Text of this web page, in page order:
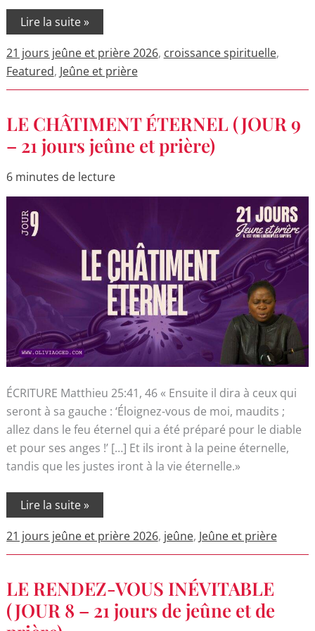
Lire la suite »
21 jours jeûne et prière 2026, croissance spirituelle,
Featured, Jeûne et prière
LE CHÂTIMENT ÉTERNEL (JOUR 9
– 21 jours jeûne et prière)
6 minutes de lecture
ÉCRITURE Matthieu 25:41, 46 « Ensuite il dira à ceux qui
seront à sa gauche : ‘Éloignez-vous de moi, maudits ;
allez dans le feu éternel qui a été préparé pour le diable
et pour ses anges !’ […] Et ils iront à la peine éternelle,
tandis que les justes iront à la vie éternelle.»
LE
CHÂTIMENT
ÉTERNEL
(JOUR
–
21
jours
jeûne
et
prière)
Lire la suite »
21 jours jeûne et prière 2026, jeûne, Jeûne et prière
LE RENDEZ-VOUS INÉVITABLE
(JOUR 8 – 21 jours de jeûne et de
LE
RENDEZ-
VOUS
INÉVITABLE
(JOUR